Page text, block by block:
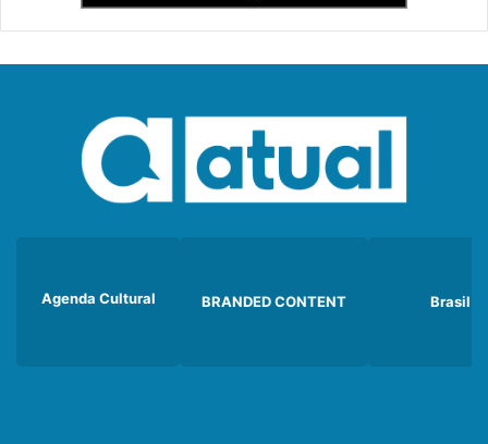
Agenda Cultural BRANDED CONTENT Brasil